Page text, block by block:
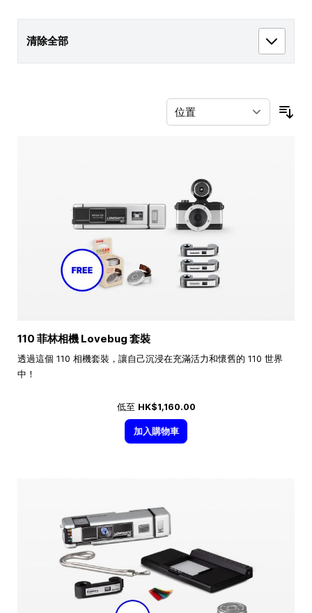
清除全部
110 菲林相機 Lovebug 套裝
透過這個 110 相機套裝，讓自己沉浸在充滿活力和懷舊的 110 世界
中！
低至 HK$1,160.00
加入購物車